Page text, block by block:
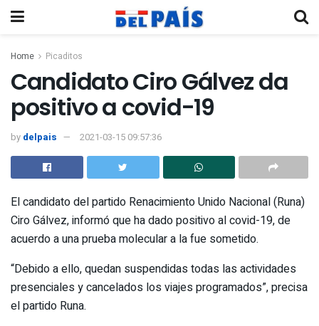
Home Picaditos
Candidato Ciro Gálvez da
positivo a covid-19
by delpais 2021-03-15 09:57:36
El candidato del partido Renacimiento Unido Nacional (Runa)
Ciro Gálvez, informó que ha dado positivo al covid-19, de
acuerdo a una prueba molecular a la fue sometido.
“Debido a ello, quedan suspendidas todas las actividades
presenciales y cancelados los viajes programados”, precisa
el partido Runa.